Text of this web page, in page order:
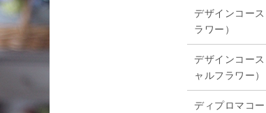
デザインコー
ラワー）
デザインコー
ャルフラワー）
ディプロマコ